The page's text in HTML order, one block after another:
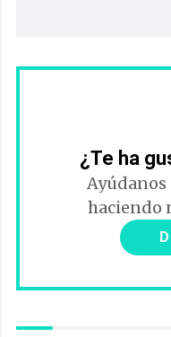
¿Te ha
Ayúdanos
haciendo